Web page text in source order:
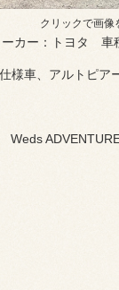
クリックで画像
ーカー：トヨタ 車
様車、アルトピ
Weds